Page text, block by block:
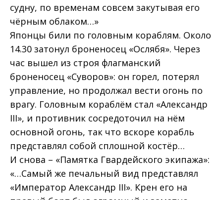
судну, по временам совсем закутывая его
чёрным облаком…»
Японцы били по головным кораблям. Около
14.30 затонул броненосец «Ослябя». Через
час вышел из строя флагманский
броненосец «Суворов»: он горел, потерял
управление, но продолжал вести огонь по
врагу. Головным кораблём стал «Александр
III», и противник сосредоточил на нём
основной огонь, так что вскоре корабль
представлял собой сплошной костёр…
И снова – «Памятка Гвардейского экипажа»:
«…Самый же печальный вид представлял
«Император Александр III». Крен его на